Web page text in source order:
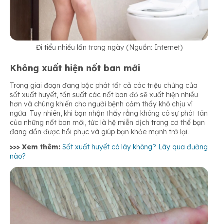
Đi tiểu nhiều lần trong ngày (Nguồn: Internet)
Không xuất hiện nốt ban mới
Trong giai đoạn đang bộc phát tất cả các triệu chứng của
sốt xuất huyết, tần suất các nốt ban đỏ sẽ xuất hiện nhiều
hơn và chúng khiến cho người bệnh cảm thấy khó chịu vì
ngứa. Tuy nhiên, khi bạn nhận thấy rằng không có sự phát tán
của những nốt ban mới, tức là hệ miễn dịch trong cơ thể bạn
đang dần được hồi phục và giúp bạn khỏe mạnh trở lại.
>>> Xem thêm: Sốt xuất huyết có lây không? Lây qua đường
nào?